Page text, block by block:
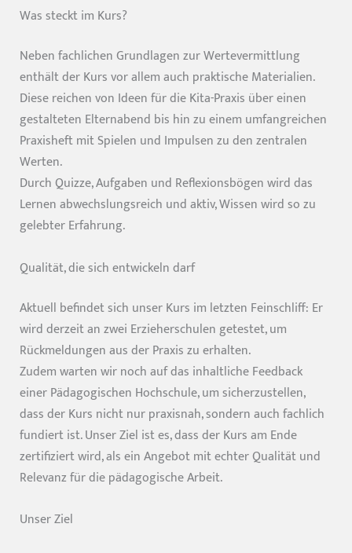
Was steckt im Kurs?
Neben fachlichen Grundlagen zur Wertevermittlung
enthält der Kurs vor allem auch praktische Materialien.
Diese reichen von Ideen für die Kita-Praxis über einen
gestalteten Elternabend bis hin zu einem umfangreichen
Praxisheft mit Spielen und Impulsen zu den zentralen
Werten.
Durch Quizze, Aufgaben und Reflexionsbögen wird das
Lernen abwechslungsreich und aktiv, Wissen wird so zu
gelebter Erfahrung.
Qualität, die sich entwickeln darf
Aktuell befindet sich unser Kurs im letzten Feinschliff: Er
wird derzeit an zwei Erzieherschulen getestet, um
Rückmeldungen aus der Praxis zu erhalten.
Zudem warten wir noch auf das inhaltliche Feedback
einer Pädagogischen Hochschule, um sicherzustellen,
dass der Kurs nicht nur praxisnah, sondern auch fachlich
fundiert ist. Unser Ziel ist es, dass der Kurs am Ende
zertifiziert wird, als ein Angebot mit echter Qualität und
Relevanz für die pädagogische Arbeit.
Unser Ziel